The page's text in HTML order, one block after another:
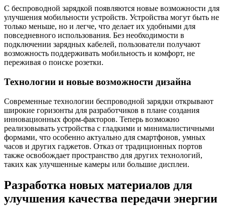
С беспроводной зарядкой появляются новые возможности для
улучшения мобильности устройств. Устройства могут быть не
только меньше, но и легче, что делает их удобными для
повседневного использования. Без необходимости в
подключении зарядных кабелей, пользователи получают
возможность поддерживать мобильность и комфорт, не
переживая о поиске розетки.
Технологии и новые возможности дизайна
Современные технологии беспроводной зарядки открывают
широкие горизонты для разработчиков в плане создания
инновационных форм-факторов. Теперь возможно
реализовывать устройства с гладкими и минималистичными
формами, что особенно актуально для смартфонов, умных
часов и других гаджетов. Отказ от традиционных портов
также освобождает пространство для других технологий,
таких как улучшенные камеры или большие дисплеи.
Разработка новых материалов для
улучшения качества передачи энергии